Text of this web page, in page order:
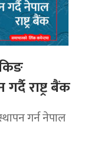
राष्ट्र बैंक
गर्न नेपाल